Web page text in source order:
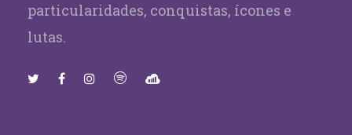
particularidades, conquistas, ícones e
lutas.